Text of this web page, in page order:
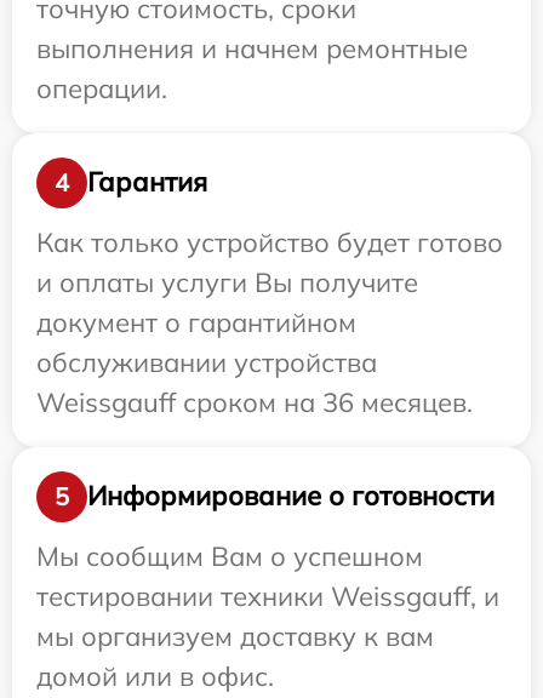
точную стоимость, сроки
выполнения и начнем ремонтные
операции.
4
Гарантия
Как только устройство будет готово
и оплаты услуги Вы получите
документ о гарантийном
обслуживании устройства
Weissgauff сроком на 36 месяцев.
5
Информирование о готовности
Мы сообщим Вам о успешном
тестировании техники Weissgauff, и
мы организуем доставку к вам
домой или в офис.